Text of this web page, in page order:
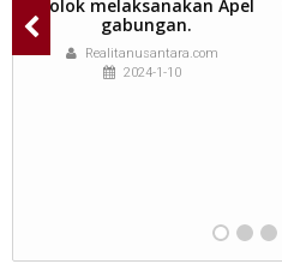
Solok melaksanakan Apel
gabungan.
Realitanusantara.com
2024-1-10